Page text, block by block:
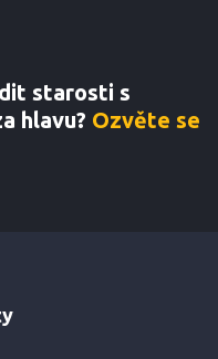
starosti s
hlavu? Ozvěte se